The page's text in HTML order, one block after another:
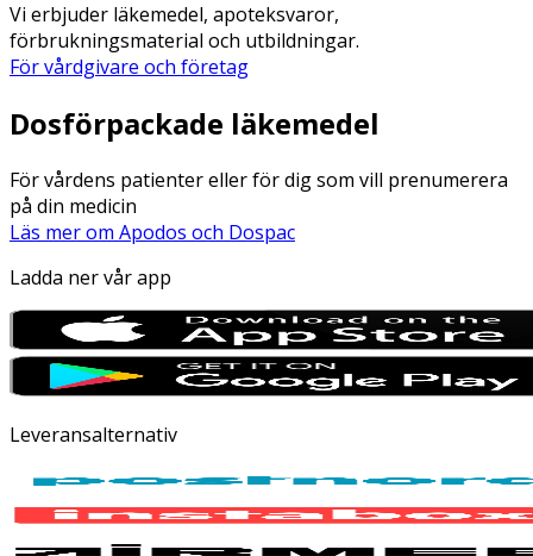
Vi erbjuder läkemedel, apoteksvaror,
förbrukningsmaterial och utbildningar.
För vårdgivare och företag
Dosförpackade läkemedel
För vårdens patienter eller för dig som vill prenumerera
på din medicin
Läs mer om Apodos och Dospac
Ladda ner vår app
Leveransalternativ